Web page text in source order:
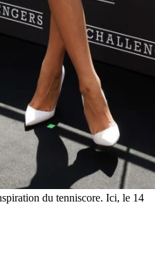
du tenniscore. Ici, le 14